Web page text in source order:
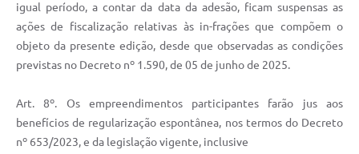
igual período, a contar da data da adesão, ficam suspensas as
ações de fiscalização relativas às in-frações que compõem o
objeto da presente edição, desde que observadas as condições
previstas no Decreto nº 1.590, de 05 de junho de 2025.
Art. 8º. Os empreendimentos participantes farão jus aos
benefícios de regularização espontânea, nos termos do Decreto
nº 653/2023, e da legislação vigente, inclusive